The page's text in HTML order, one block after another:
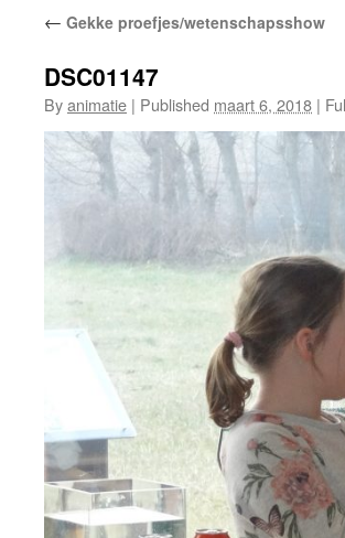
← Gekke proefjes/wetenschapsshow
DSC01147
Byanimatie | Published maart 6, 2018 |